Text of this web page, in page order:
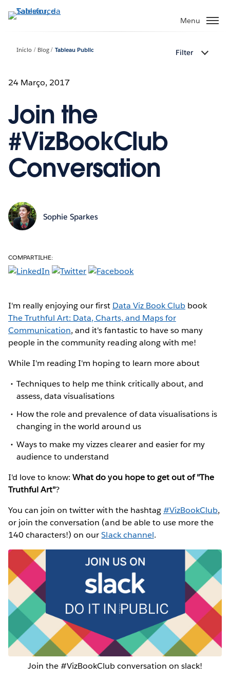
Pular
para
principal
Menu
Início Blog Tableau Public Filter
24 Março, 2017
Join the
#VizBookClub
Conversation
Sophie Sparkes
COMPARTILHE:
I'm really enjoying our first Data Viz Book Clubbook
The Truthful Art: Data, Charts, and Maps for
Communication, and it's fantastic to have so many
people in the community reading along with me!
While I'm reading I'm hoping to learn more about
Techniques to help me think critically about, and
assess, data visualisations
How the role and prevalence of data visualisations is
changing in the world around us
Ways to make my vizzes clearer and easier for my
audience to understand
I'd love to know:What do you hope to get out of "The
Truthful Art"?
You can join on twitter with the hashtag#VizBookClub,
or join the conversation (and be able to use more the
140 characters!) on ourSlack channel.
Join the #VizBookClub conversation on slack!